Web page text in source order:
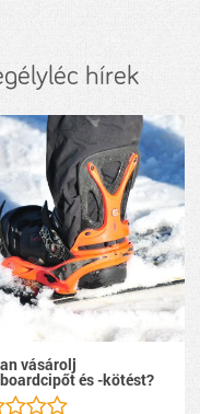
hírek
vásárolj
és -kötést?